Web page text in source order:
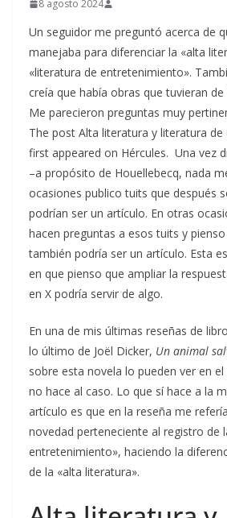
8 agosto 2024
Un seguidor me preguntó acerca de
manejaba para diferenciar la «alta
«literatura de entretenimiento».
creía que había obras que tuvieran
Me parecieron preguntas muy
The post Alta literatura y literatura
first appeared on Hércules. Una vez
–a propósito de Houellebecq, nada
ocasiones publico tuits que después
podrían ser un artículo. En otras
hacen preguntas a esos tuits y
también podría ser un artículo. Esta
en que pienso que ampliar la
en X podría servir de algo.
En una de mis últimas reseñas de
lo último de Joël Dicker, Un animal
sobre esta novela lo pueden ver en
no hace al caso. Lo que sí hace a la
artículo es que en la reseña me
novedad perteneciente al registro de
entretenimiento», haciendo la
de la «alta literatura».